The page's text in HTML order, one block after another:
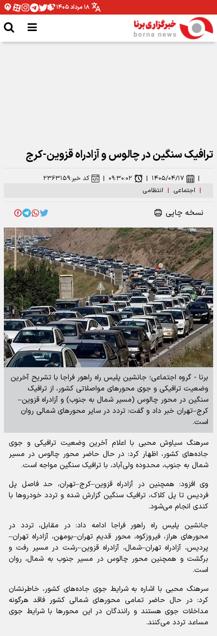
۱۸ مرداد ۱۴۰۵
ترافیک سنگین در چالوس و آزادراه قزوین-کرج
| اجتماعی | انتظامی
| ۱۴۰۵/۰۴/۱۷ | ۰۹:۳۰:۰۲ | کد خبر:۲۳۶۳۱۵۹
نسخه چاپی
برنا - گروه اجتماعی؛ جانشین پلیس راه راهور فراجا با تشریح آخرین
وضعیت ترافیکی و جوی محورهای مواصلاتی کشور، از ترافیک
سنگین در محور چالوس (مسیر شمال به جنوب) و آزادراه قزوین–
کرج–تهران خبر داد و گفت: تردد در سایر محورهای شمالی روان
است.
سرهنگ سیاوش محبی با اعلام آخرین وضعیت ترافیکی و جوی
جاده‌های کشور، اظهار کرد: در حال حاضر محور چالوس در مسیر
شمال به جنوب، محدوده ولی‌آباد، با ترافیک سنگین مواجه است.
وی افزود: همچنین در آزادراه قزوین–کرج–تهران، حد فاصل پل
فردیس تا پل کلاک، ترافیک سنگین گزارش شده و تردد خودرو‌ها با
کندی انجام می‌شود.
جانشین پلیس راه راهور فراجا ادامه داد: در مقابل، تردد در
محور‌های هراز، فیروزکوه، محور قدیم تهران–بومهن، آزادراه تهران–
پردیس، آزادراه تهران–شمال، آزادراه قزوین–رشت در مسیر رفت و
برگشت و همچنین محور چالوس در مسیر جنوب به شمال، روان
است.
سرهنگ محبی با اشاره به شرایط جوی جاده‌های کشور، خاطرنشان
کرد: در حال حاضر تمامی محور‌های شمالی کشور فاقد هرگونه
مداخلات جوی هستند و رانندگان در این محور‌ها با شرایط جوی
مساعد تردد می‌کنند.